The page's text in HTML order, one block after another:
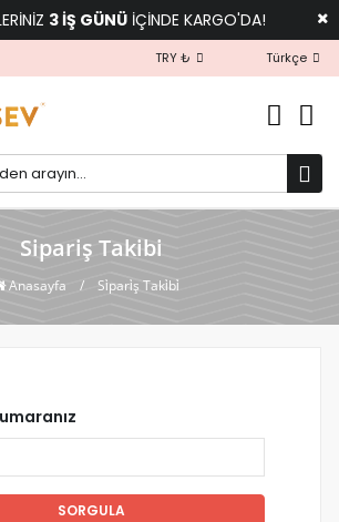
3 İŞ GÜNÜ İÇİNDE KARGO'DA!
TRY ₺ Türkçe
Sipariş Takibi
Anasayfa / Si̇pari̇ş Taki̇bi̇
SORGULA